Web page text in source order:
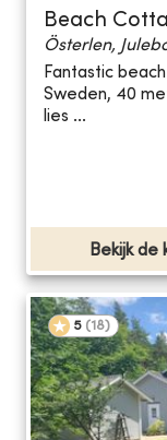
Beach
Österlen,
Fantastic
Sweden, 40
lies ...
Bekijk de
5 (18)